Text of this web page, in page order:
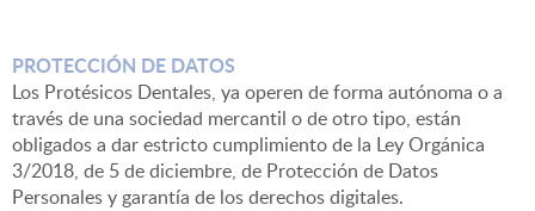
PROTECCIÓN DE DATOS
Los Protésicos Dentales, ya operen de forma autónoma o a
través de una sociedad mercantil o de otro tipo, están
obligados a dar estricto cumplimiento de la Ley Orgánica
3/2018, de 5 de diciembre, de Protección de Datos
Personales y garantía de los derechos digitales.